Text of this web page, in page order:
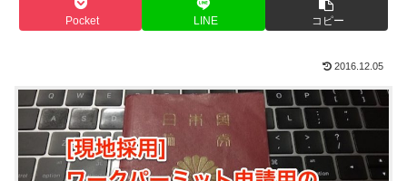
Pocket LINE コピー
2016.12.05